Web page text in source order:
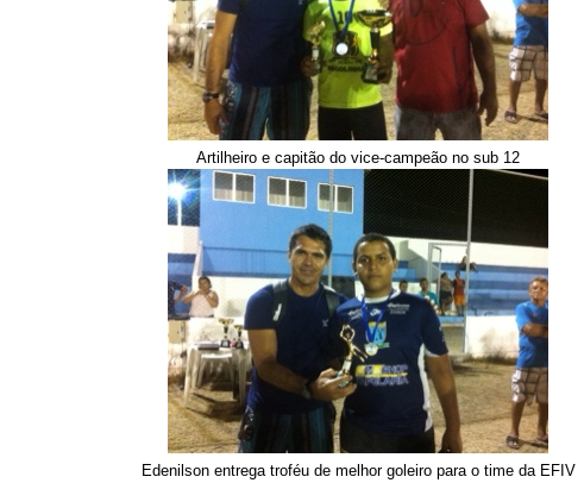
Artilheiro e capitão do vice-campeão no sub 12
Edenilson entrega troféu de melhor goleiro para o time da EFIV